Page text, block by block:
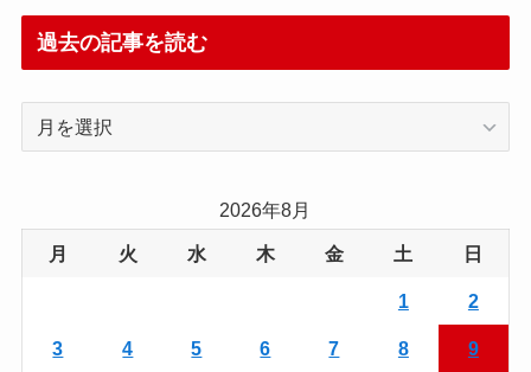
過去の記事を読む
事
2026年8月
月 火 水 木 金 土 日
1 2
3 4 5 6 7 8 9